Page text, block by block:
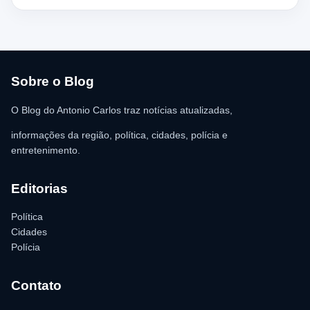
chegada dos policiais. O Serviço de Atendimento Móvel de
para as providências legais.
Sobre o Blog
O Blog do Antonio Carlos traz notícias atualizadas,
informações da região, política, cidades, polícia e
entretenimento.
Editorias
Política
Cidades
Polícia
Contato